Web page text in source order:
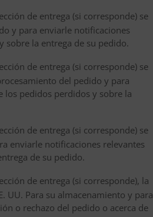
de entrega (si corresponde) se
y para enviarle notificaciones
sobre la entrega de su pedido.
de entrega (si corresponde) se
del pedido y para
los pedidos perdidos y sobre la
de entrega (si corresponde) se
enviarle notificaciones relevantes
de su pedido.
de entrega (si corresponde), la
UU. Para su almacenamiento y para
o rechazo del pedido o acerca de